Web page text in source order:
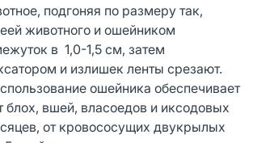
подгоняя по размеру так,
животного и ошейником
в 1,0-1,5 см, затем
и излишек ленты срезают.
ошейника обеспечивает
блох, вшей, власоедов и иксодовых
от кровососущих двукрылых